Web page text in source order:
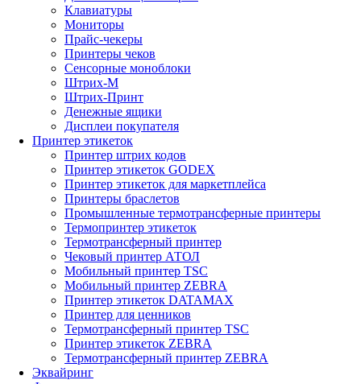
Клавиатуры
Мониторы
Прайс-чекеры
Принтеры чеков
Сенсорные моноблоки
Штрих-М
Штрих-Принт
Денежные ящики
Дисплеи покупателя
Принтер этикеток
Принтер штрих кодов
Принтер этикеток GODEX
Принтер этикеток для маркетплейса
Принтеры браслетов
Промышленные термотрансферные принтеры
Термопринтер этикеток
Термотрансферный принтер
Чековый принтер АТОЛ
Мобильный принтер TSC
Мобильный принтер ZEBRA
Принтер этикеток DATAMAX
Принтер для ценников
Термотрансферный принтер TSC
Принтер этикеток ZEBRA
Термотрансферный принтер ZEBRA
Эквайринг